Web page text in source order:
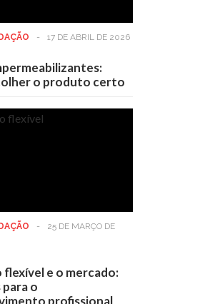
- 17 DE ABRIL DE 2026
o produto certo
-
25 DE MARÇO DE
flexível e o mercado:
o
profissional